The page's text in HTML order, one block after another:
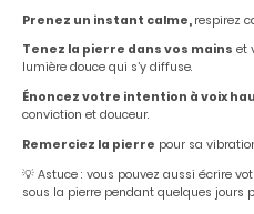
Prenez un instant calme, respirez
Tenez la pierre dans vos mains et
lumière douce qui s’y diffuse.
Énoncez votre intention à voix
conviction et douceur.
Remerciez la pierre pour sa
💡 Astuce : vous pouvez aussi écrire
sous la pierre pendant quelques jours